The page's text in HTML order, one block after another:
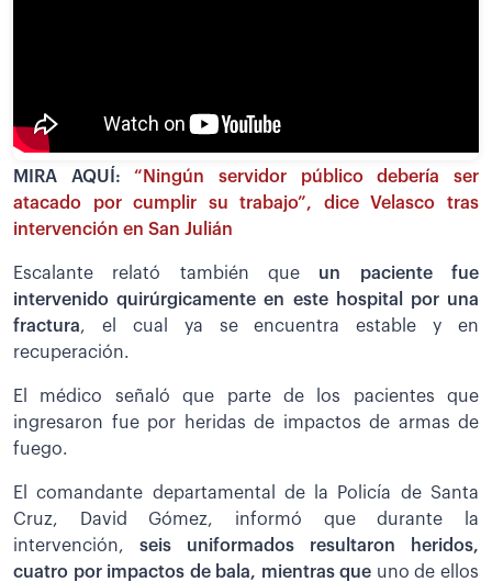
MIRA AQUÍ:“Ningún servidor público debería ser
atacado por cumplir su trabajo”, dice Velasco tras
intervención en San Julián
Escalante relató también que un paciente fue
intervenido quirúrgicamente en este hospital por una
fractura, el cual ya se encuentra estable y en
recuperación.
El médico señaló que parte de los pacientes que
ingresaron fue por heridas de impactos de armas de
fuego.
El comandante departamental de la Policía de Santa
Cruz, David Gómez, informó que durante la
intervención, seis uniformados resultaron heridos,
cuatro por impactos de bala, mientras que uno de ellos